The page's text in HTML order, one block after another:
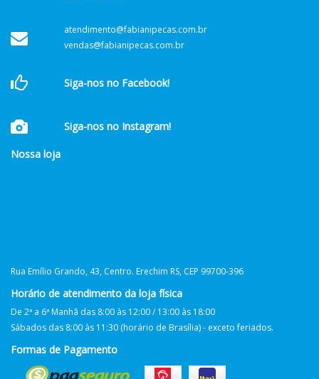
atendimento@fabianipecas.com.br
vendas@fabianipecas.com.br
Siga-nos no Facebook!
Siga-nos no Instagram!
Nossa loja
Rua Emílio Grando, 43, Centro. Erechim RS, CEP 99700-396
Horário de atendimento da loja física
De 2ª a 6ª Manhã das 8:00 às 12:00 / 13:00 às 18:00
Sábados das 8:00 às 11:30 (horário de Brasília) - exceto feriados.
Formas de Pagamento